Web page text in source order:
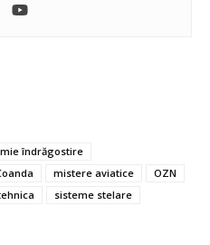
îndrăgostire
mistere aviatice
OZN
sisteme stelare